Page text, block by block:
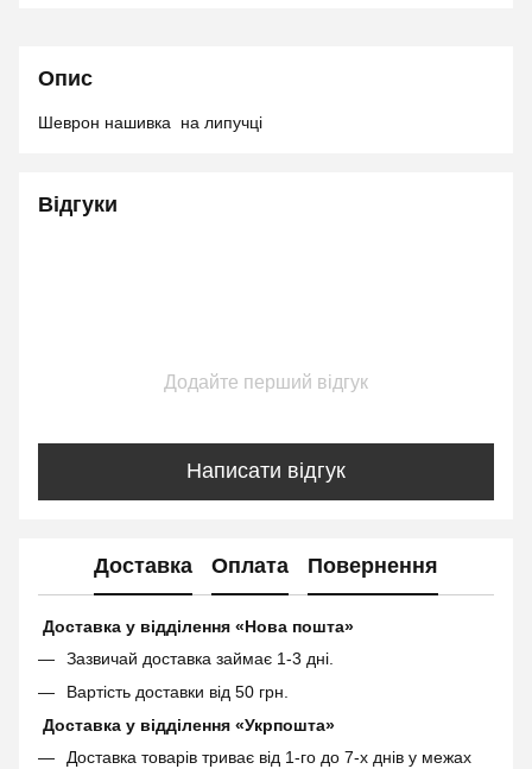
Опис
Шеврон нашивка на липучці
Відгуки
Додайте перший відгук
Написати відгук
Доставка Оплата Повернення
Доставка у відділення «Нова пошта»
Зазвичай доставка займає 1-3 дні.
Вартість доставки від 50 грн.
Доставка у відділення «Укрпошта»
Доставка товарів триває від 1-го до 7-х днів у межах